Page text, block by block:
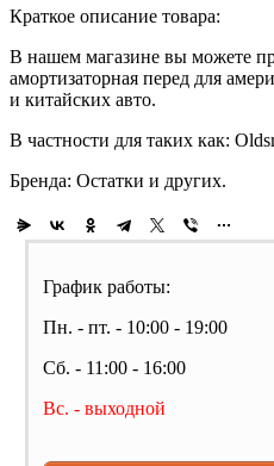
Краткое описание товара:
В нашем магазине вы можете
амортизаторная перед для
и китайских авто.
В частности для таких как:
Бренда: Остатки и других.
График работы:
Пн. - пт. - 10:00 - 19:00
Сб. - 11:00 - 16:00
Вс. - выходной